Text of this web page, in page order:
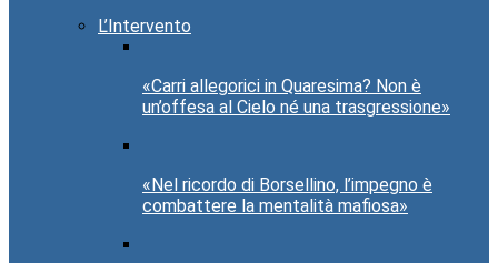
L’Intervento
«Carri allegorici in Quaresima? Non è
un’offesa al Cielo né una trasgressione»
«Nel ricordo di Borsellino, l’impegno è
combattere la mentalità mafiosa»